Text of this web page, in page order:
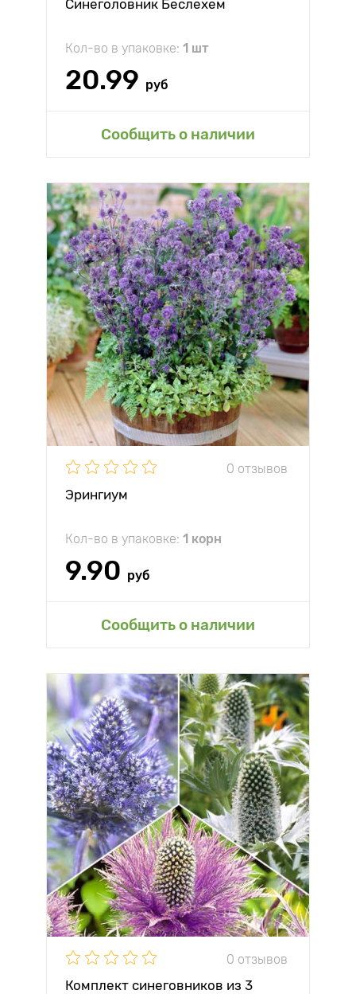
Синеголовник Беслехем
Кол-во в упаковке: 1 шт
20.99 руб
Сообщить о наличии
0 отзывов
Эрингиум
Кол-во в упаковке: 1 корн
9.90 руб
Сообщить о наличии
0 отзывов
Комплект синеговников из 3